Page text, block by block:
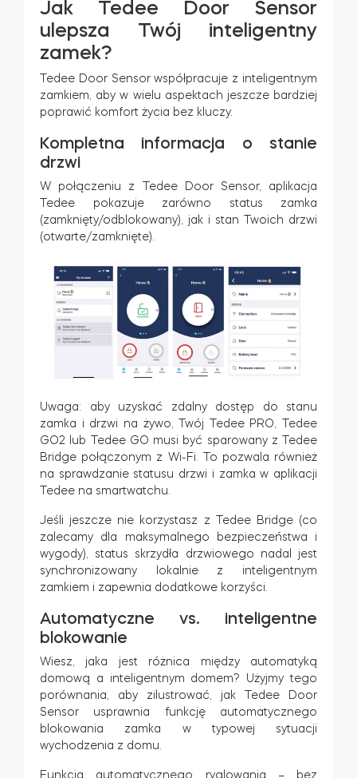
Jak Tedee Door Sensor
ulepsza Twój inteligentny
zamek?
Tedee Door Sensor współpracuje z inteligentnym
zamkiem, aby w wielu aspektach jeszcze bardziej
poprawić komfort życia bez kluczy.
Kompletna informacja o stanie
drzwi
W połączeniu z Tedee Door Sensor, aplikacja
Tedee pokazuje zarówno status zamka
(zamknięty/odblokowany), jak i stan Twoich drzwi
(otwarte/zamknięte).
Uwaga: aby uzyskać zdalny dostęp do stanu
zamka i drzwi na żywo, Twój Tedee PRO, Tedee
GO2 lub Tedee GO musi być sparowany z Tedee
Bridge połączonym z Wi-Fi. To pozwala również
na sprawdzanie statusu drzwi i zamka w aplikacji
Tedee na smartwatchu.
Jeśli jeszcze nie korzystasz z Tedee Bridge (co
zalecamy dla maksymalnego bezpieczeństwa i
wygody), status skrzydła drzwiowego nadal jest
synchronizowany lokalnie z inteligentnym
zamkiem i zapewnia dodatkowe korzyści.
Automatyczne vs. inteligentne
blokowanie
Wiesz, jaka jest różnica między automatyką
domową a inteligentnym domem? Użyjmy tego
porównania, aby zilustrować, jak Tedee Door
Sensor usprawnia funkcję automatycznego
blokowania zamka w typowej sytuacji
wychodzenia z domu.
Funkcja automatycznego ryglowania – bez